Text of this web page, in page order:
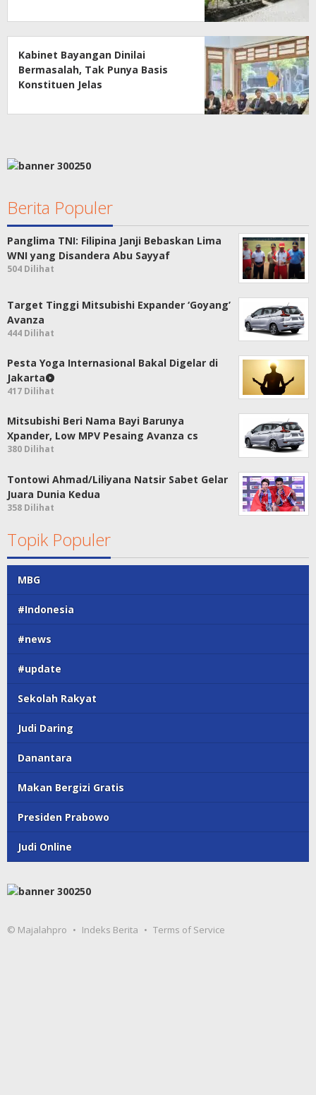
Kabinet Bayangan Dinilai
Bermasalah, Tak Punya Basis
Konstituen Jelas
Berita Populer
Panglima TNI: Filipina Janji Bebaskan Lima
WNI yang Disandera Abu Sayyaf
504 Dilihat
Target Tinggi Mitsubishi Expander ‘Goyang’
Avanza
444 Dilihat
Pesta Yoga Internasional Bakal Digelar di
Jakarta
417 Dilihat
Mitsubishi Beri Nama Bayi Barunya
Xpander, Low MPV Pesaing Avanza cs
380 Dilihat
Tontowi Ahmad/Liliyana Natsir Sabet Gelar
Juara Dunia Kedua
358 Dilihat
Topik Populer
MBG
#Indonesia
#news
#update
Sekolah Rakyat
Judi Daring
Danantara
Makan Bergizi Gratis
Presiden Prabowo
Judi Online
© Majalahpro Indeks Berita Terms of Service